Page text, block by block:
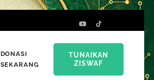
DONASI
SEKARANG
TUNAIKAN
ZISWAF